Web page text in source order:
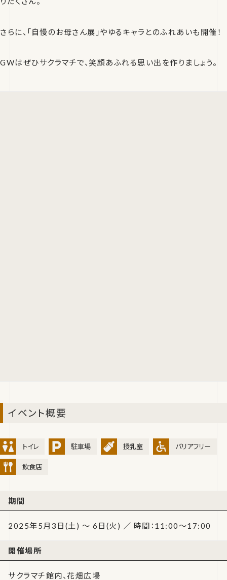
さらに、「自慢のお母さん展」やゆるキャラとのふれあいも開催！
GWはぜひサクラマチで、笑顔あふれる思い出を作りましょう。
イベント概要
トイレ 駐車場 授乳室 バリアフリー
飲食店
期間
2025年5月3日(土) ～ 6日(火) ／ 時間：11:00～17:00
開催場所
サクラマチ館内、花畑広場